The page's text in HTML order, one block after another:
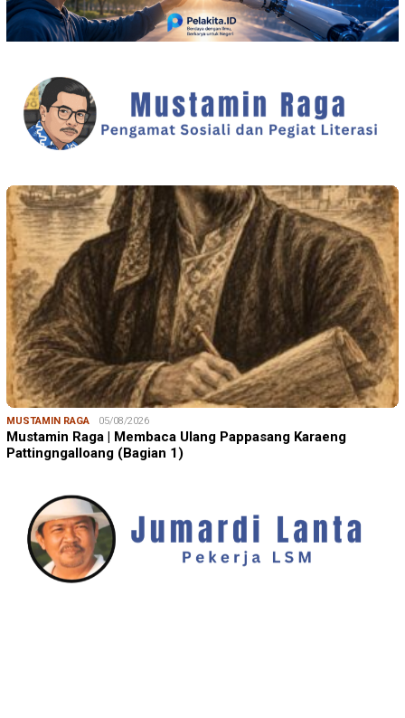
MUSTAMIN RAGA 05/08/2026
Mustamin Raga | Membaca Ulang Pappasang Karaeng
Pattingngalloang (Bagian 1)